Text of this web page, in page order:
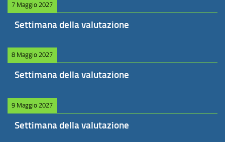
7 Maggio 2027
Settimana della valutazione
8 Maggio 2027
Settimana della valutazione
9 Maggio 2027
Settimana della valutazione